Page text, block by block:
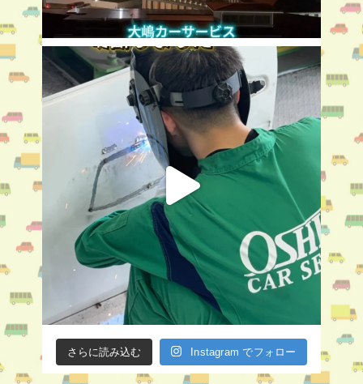
さらに読み込む Instagram でフォロー